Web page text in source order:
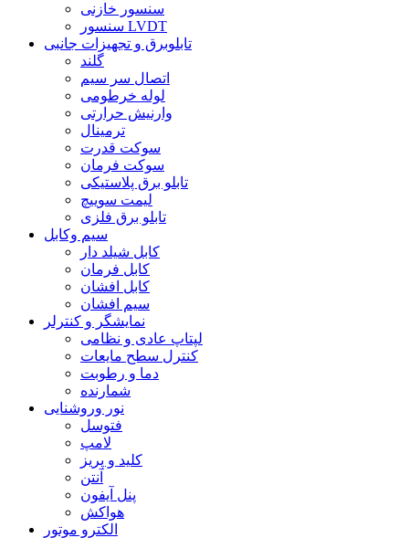
سنسور خازنی
سنسور LVDT
تابلوبرق و تجهیزات جانبی
گلند
اتصال سر سیم
لوله خرطومی
وارنیش حرارتی
ترمینال
سوکت قدرت
سوکت فرمان
تابلو برق پلاستیکی
لیمت سوییچ
تابلو برق فلزی
سیم وکابل
کابل شیلد دار
کابل فرمان
کابل افشان
سیم افشان
نمایشگر و کنترلر
لپتاپ عادی و نظامی
کنترل سطح مایعات
دما و رطوبت
شمارنده
نور وروشنایی
فتوسل
لامپ
کلید و پریز
آنتن
پنل آیفون
هواکش
الکترو موتور